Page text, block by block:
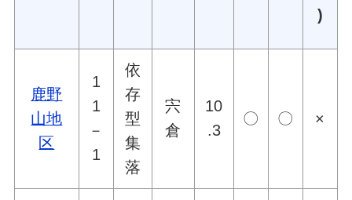
)
鹿野
山地
区
1
1
－
1
依
存
型
集
落
宍
倉
10
.3
〇 〇 ×